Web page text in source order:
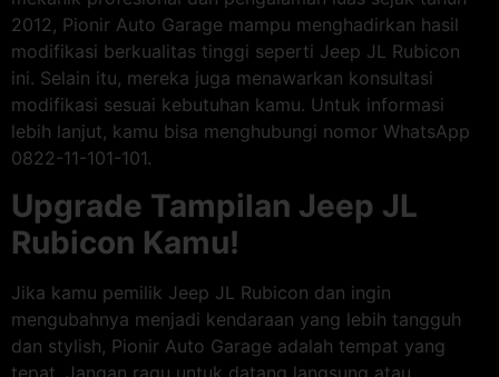
2012, Pionir Auto Garage mampu menghadirkan hasil
modifikasi berkualitas tinggi seperti Jeep JL Rubicon
ini. Selain itu, mereka juga menawarkan konsultasi
modifikasi sesuai kebutuhan kamu. Untuk informasi
lebih lanjut, kamu bisa menghubungi nomor WhatsApp
0822-11-101-101.
Upgrade Tampilan Jeep JL
Rubicon Kamu!
Jika kamu pemilik Jeep JL Rubicon dan ingin
mengubahnya menjadi kendaraan yang lebih tangguh
dan stylish, Pionir Auto Garage adalah tempat yang
tepat. Jangan ragu untuk datang langsung atau